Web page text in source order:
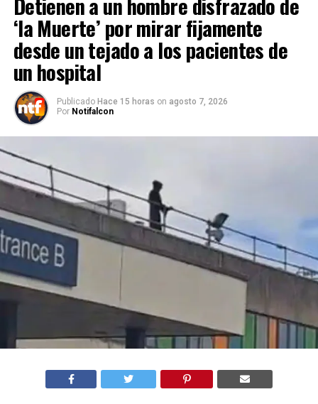
Detienen a un hombre disfrazado de
‘la Muerte’ por mirar fijamente
desde un tejado a los pacientes de
un hospital
Publicado Hace 15 horas on agosto 7, 2026
Por Notifalcon